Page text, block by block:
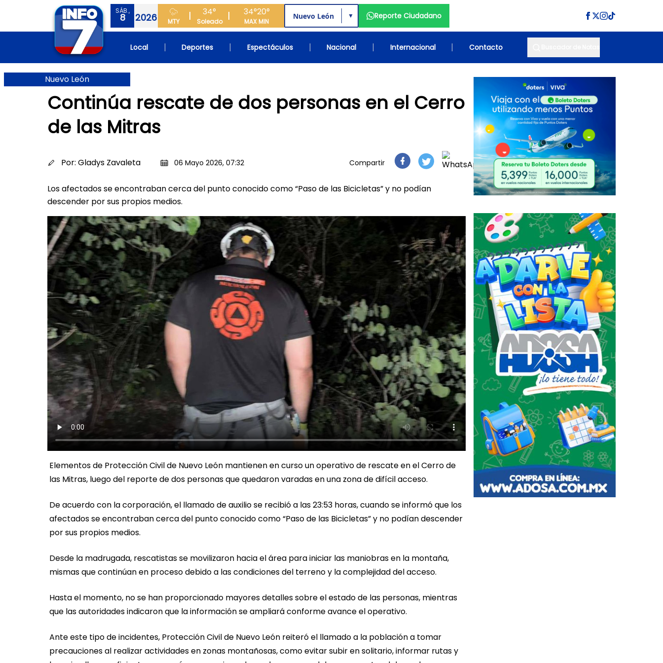
SÁB.,
8 2026 MTY
34°
Soleado
34°
MAX
20°
MIN
▼ Reporte Ciudadano
Local Deportes Espectáculos Nacional Internacional Contacto
Nuevo León
Continúa rescate de dos personas en el Cerro
de las Mitras
Por: Gladys Zavaleta 06 Mayo 2026, 07:32 Compartir
Los afectados se encontraban cerca del punto conocido como “Paso de las Bicicletas” y no podían
descender por sus propios medios.
Elementos de Protección Civil de Nuevo León mantienen en curso un operativo de rescate en el Cerro de
las Mitras, luego del reporte de dos personas que quedaron varadas en una zona de difícil acceso.
De acuerdo con la corporación, el llamado de auxilio se recibió a las 23:53 horas, cuando se informó que los
afectados se encontraban cerca del punto conocido como “Paso de las Bicicletas” y no podían descender
por sus propios medios.
Desde la madrugada, rescatistas se movilizaron hacia el área para iniciar las maniobras en la montaña,
mismas que continúan en proceso debido a las condiciones del terreno y la complejidad del acceso.
Hasta el momento, no se han proporcionado mayores detalles sobre el estado de las personas, mientras
que las autoridades indicaron que la información se ampliará conforme avance el operativo.
Ante este tipo de incidentes, Protección Civil de Nuevo León reiteró el llamado a la población a tomar
precauciones al realizar actividades en zonas montañosas, como evitar subir en solitario, informar rutas y